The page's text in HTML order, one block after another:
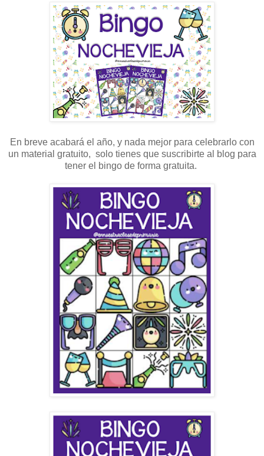
En breve acabará el año, y nada mejor para celebrarlo con
un material gratuito, solo tienes que suscribirte al blog para
tener el bingo de forma gratuita.